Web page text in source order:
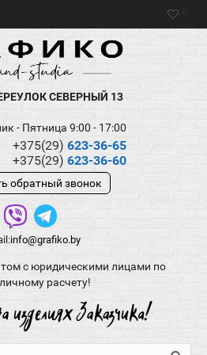
СЕВЕРНЫЙ 13
- Пятница 9:00 - 17:00
+375(29) 623-36-65
+375(29) 623-36-60
обратный звонок
info@grafiko.by
с юридическими лицами по
расчету!